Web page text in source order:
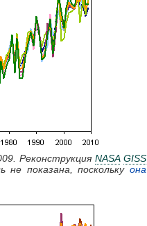
Реконструкция NASA GISS
не показана, поскольку она